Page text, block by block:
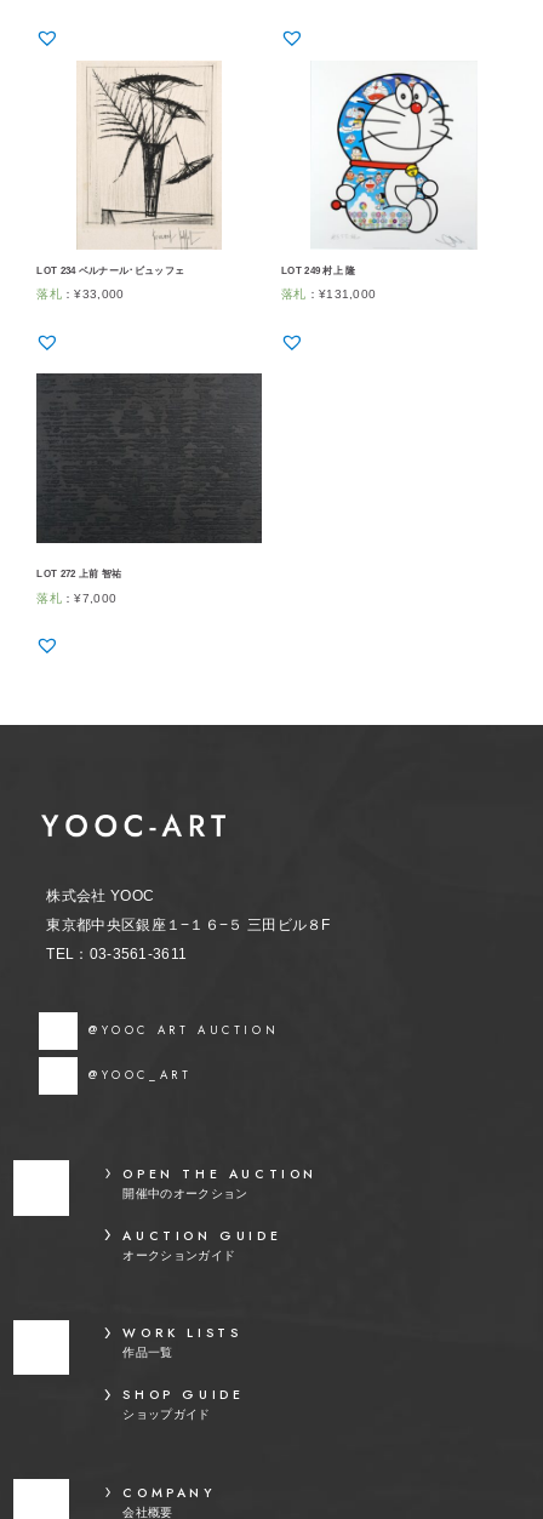
LOT 234 ベルナール･ビュッフェ
落札 ：¥33,000
LOT 249 村上 隆
落札 ： ¥131,000
LOT 272 上前 智祐
落札 ：¥7,000
株式会社 YOOC
東京都中央区銀座１−１６−５ 三田ビル８F
TEL：03-3561-3611
@YOOC ART AUCTION
@YOOC_ART
OPEN THE AUCTION
開催中のオークション
AUCTION GUIDE
オークションガイド
WORK LISTS
作品一覧
SHOP GUIDE
ショップガイド
COMPANY
会社概要